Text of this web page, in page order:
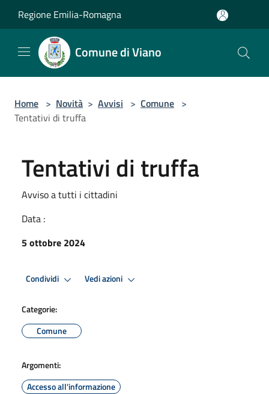
Regione Emilia-Romagna
Comune di Viano
Home > Novità > Avvisi > Comune >
Tentativi di truffa
Tentativi di truffa
Avviso a tutti i cittadini
Data :
5 ottobre 2024
Condividi Vedi azioni
Categorie:
Comune
Argomenti:
Accesso all'informazione